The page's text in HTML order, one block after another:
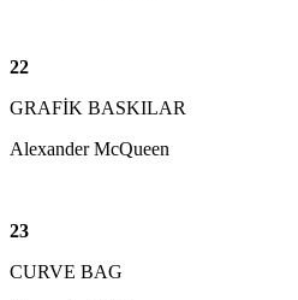
22
GRAFİK BASKILAR
Alexander McQueen
23
CURVE BAG